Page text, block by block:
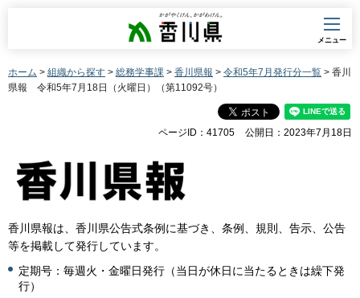
香川県
メニュー
ホーム > 組織から探す > 総務学事課 > 香川県報 > 令和5年7月発行分一覧 > 香川
県報 令和5年7月18日（火曜日）（第11092号）
ページID：41705 公開日：2023年7月18日
香川県報は、香川県公告式条例に基づき、条例、規則、告示、公告
等を掲載して発行しています。
定期号：毎週火・金曜日発行（当日が休日に当たるときは繰下発
行）